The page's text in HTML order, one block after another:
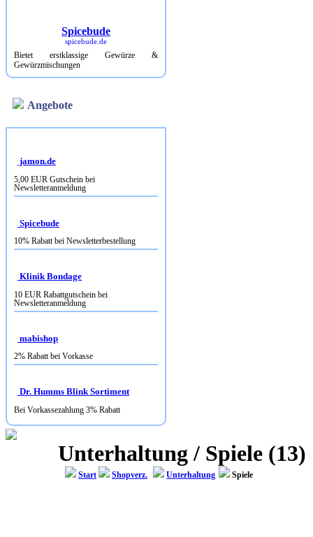
Bietet erstklassige Gewürze &
Gewürzmischungen
5,00 EUR Gutschein bei
Newsletteranmeldung
Spicebude
Klinik Bondage
Newsletteranmeldung
mabishop
Dr. Humms Blink Sortiment
Unterhaltung / Spiele (13)